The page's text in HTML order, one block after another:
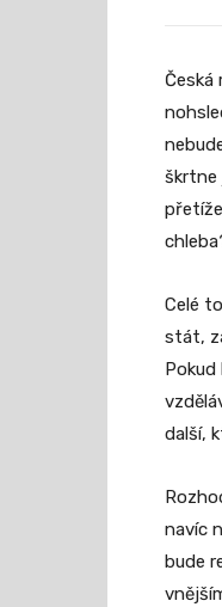
Česká
škrtne
Celé
stát,
další,
navíc
bude